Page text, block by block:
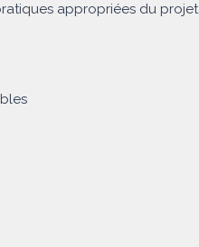
appropriées du projet